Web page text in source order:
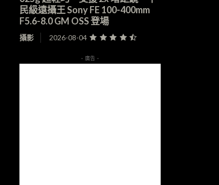
民級遠攝王 Sony FE 100-400mm
F5.6-8.0 GM OSS 登場
攝影 2026-08-04
- 廣告 -